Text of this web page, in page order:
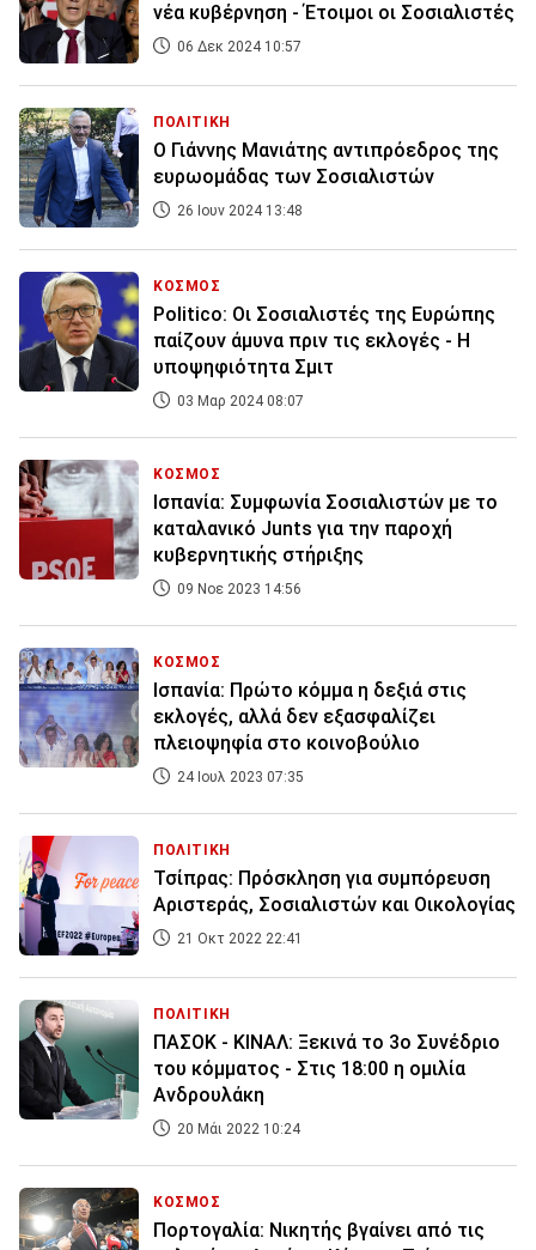
νέα κυβέρνηση - Έτοιμοι οι Σοσιαλιστές
06 Δεκ 2024 10:57
ΠΟΛΙΤΙΚΗ
Ο Γιάννης Μανιάτης αντιπρόεδρος της
ευρωομάδας των Σοσιαλιστών
26 Ιουν 2024 13:48
ΚΟΣΜΟΣ
Politico: Οι Σοσιαλιστές της Ευρώπης
παίζουν άμυνα πριν τις εκλογές - Η
υποψηφιότητα Σμιτ
03 Μαρ 2024 08:07
ΚΟΣΜΟΣ
Ισπανία: Συμφωνία Σοσιαλιστών με το
καταλανικό Junts για την παροχή
κυβερνητικής στήριξης
09 Νοε 2023 14:56
ΚΟΣΜΟΣ
Ισπανία: Πρώτο κόμμα η δεξιά στις
εκλογές, αλλά δεν εξασφαλίζει
πλειοψηφία στο κοινοβούλιο
24 Ιουλ 2023 07:35
ΠΟΛΙΤΙΚΗ
Τσίπρας: Πρόσκληση για συμπόρευση
Αριστεράς, Σοσιαλιστών και Οικολογίας
21 Οκτ 2022 22:41
ΠΟΛΙΤΙΚΗ
ΠΑΣΟΚ - ΚΙΝΑΛ: Ξεκινά το 3ο Συνέδριο
του κόμματος - Στις 18:00 η ομιλία
Ανδρουλάκη
20 Μάι 2022 10:24
ΚΟΣΜΟΣ
Πορτογαλία: Νικητής βγαίνει από τις